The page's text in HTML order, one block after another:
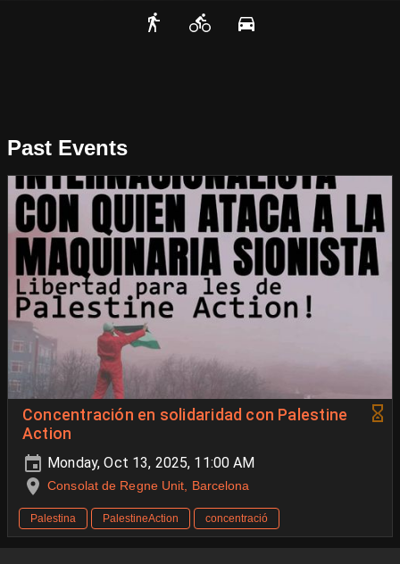
Past Events
Concentración en solidaridad con Palestine
Action
Monday, Oct 13, 2025, 11:00 AM
Consolat de Regne Unit, Barcelona
Palestina PalestineAction concentració